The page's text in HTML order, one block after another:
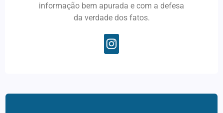
informação bem apurada e com a defesa
da verdade dos fatos.